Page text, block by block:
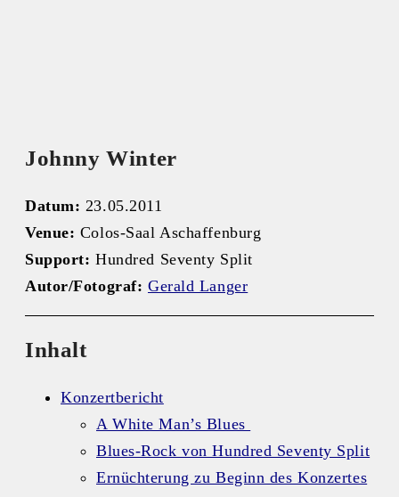
Johnny Winter
Datum: 23.05.2011
Venue: Colos-Saal Aschaffenburg
Support: Hundred Seventy Split
Autor/Fotograf: Gerald Langer
Inhalt
Konzertbericht
A White Man’s Blues
Blues-Rock von Hundred Seventy Split
Ernüchterung zu Beginn des Konzertes